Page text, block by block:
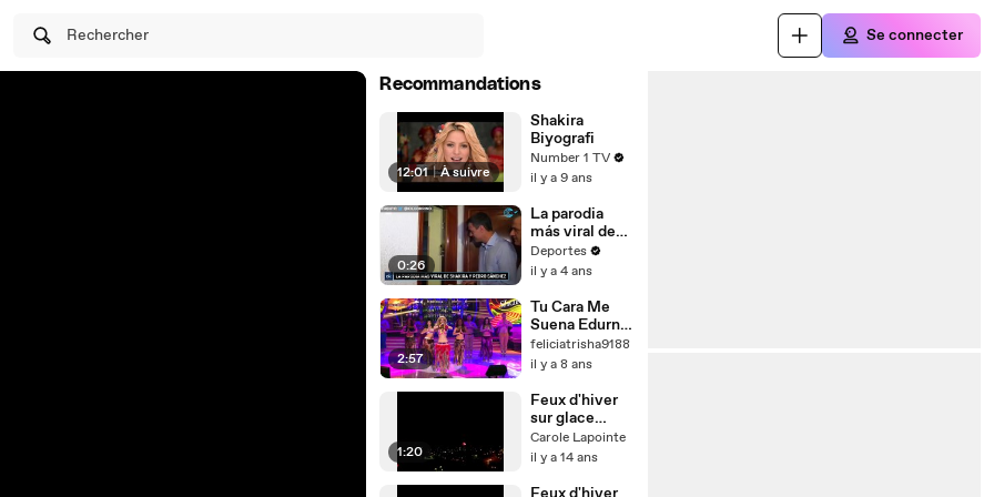
Rechercher Se connecter
Recommandations
12:01 | À suivre
Shakira
Biyografi
Number 1 TV
il y a 9 ans
0:26
La parodia
más viral de
Shakira y
Pedro
Deportes
il y a 4 ans
2:57
Tu Cara Me
Suena Edurne
imita a
Shakira
feliciatrisha9188
il y a 8 ans
1:20
Feux d'hiver
sur glace
Telus de
Montréal du
-4
Carole Lapointe
il y a 14 ans